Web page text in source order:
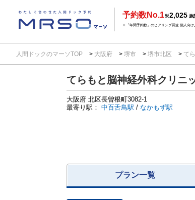
予約数No.1※2,025 施
※「年間予約数」のヒアリング調査 個人向け
人間ドックのマーソTOP 大阪府 堺市 堺市北区 て
てらもと脳神経外科クリニ
大阪府 北区長曽根町3082-1
最寄り駅： 中百舌鳥駅 / なかもず駅
プラン一覧